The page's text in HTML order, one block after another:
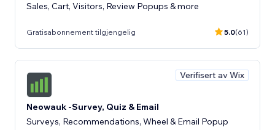
Sales, Cart, Visitors, Review Popups & more
Gratisabonnement tilgjengelig 5.0(61)
Verifisert av Wix
Neowauk -Survey, Quiz & Email
Surveys, Recommendations, Wheel & Email Popup